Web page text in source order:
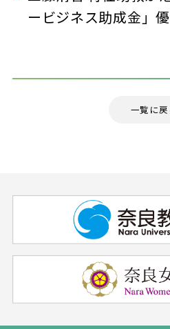
ービジネス助成金」
一覧に戻